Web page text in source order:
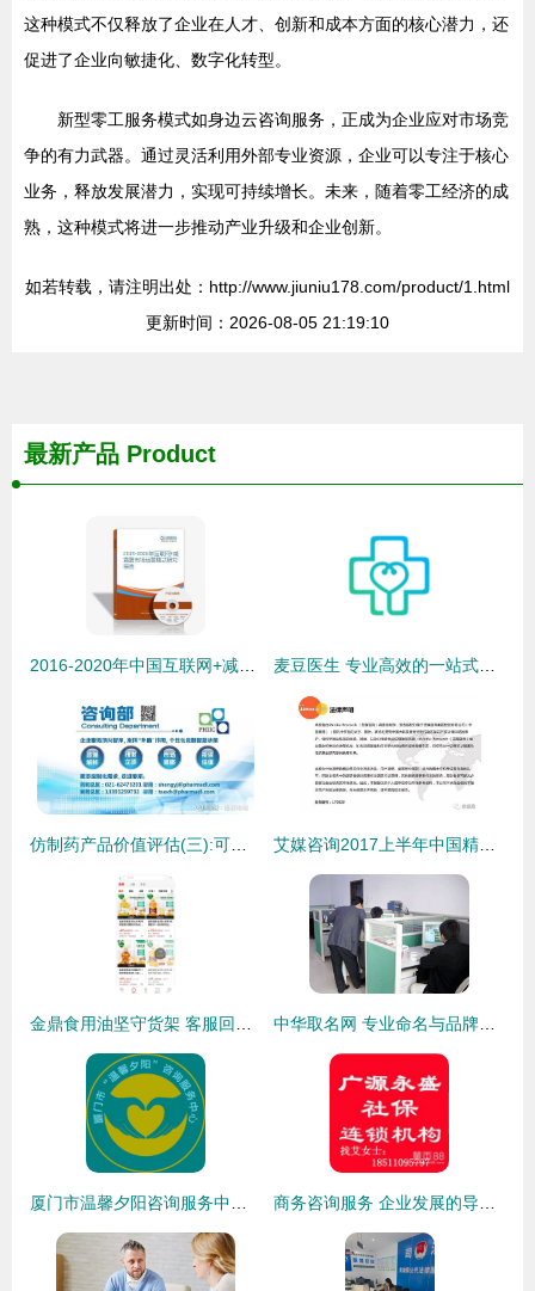
这种模式不仅释放了企业在人才、创新和成本方面的核心潜力，还
促进了企业向敏捷化、数字化转型。
新型零工服务模式如身边云咨询服务，正成为企业应对市场竞
争的有力武器。通过灵活利用外部专业资源，企业可以专注于核心
业务，释放发展潜力，实现可持续增长。未来，随着零工经济的成
熟，这种模式将进一步推动产业升级和企业创新。
如若转载，请注明出处：http://www.jiuniu178.com/product/1.html
更新时间：2026-08-05 21:19:10
最新产品 Product